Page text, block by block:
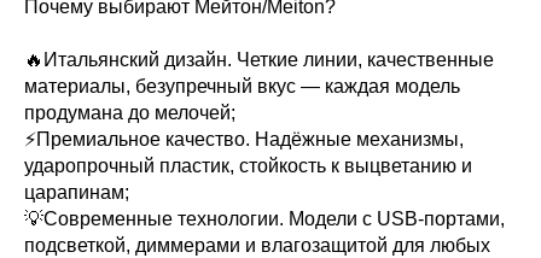
Почему выбирают Мейтон/Meiton?
🔥Итальянский дизайн. Четкие линии, качественные
материалы, безупречный вкус — каждая модель
продумана до мелочей;
⚡️Премиальное качество. Надёжные механизмы,
ударопрочный пластик, стойкость к выцветанию и
царапинам;
💡Современные технологии. Модели с USB-портами,
подсветкой, диммерами и влагозащитой для любых